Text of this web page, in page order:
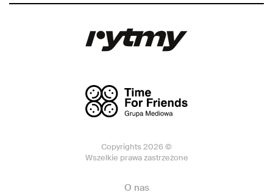
Copyrights 2026 ©
Wszelkie prawa zastrzeżone
O nas